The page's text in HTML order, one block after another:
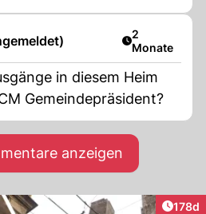
Artikel
2
Monate
in diesem Heim
Gemeindepräsident?
anzeigen
178d